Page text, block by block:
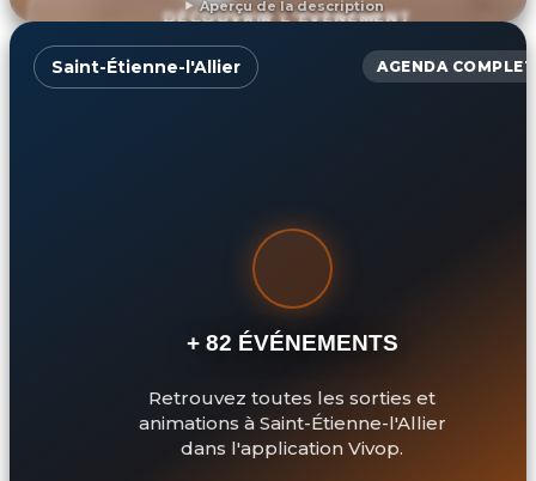
Aperçu de la description
DÉCOUVRIR L'ÉVÉNEMENT
Saint-Étienne-l'Allier AGENDA COMPLET
+ 82 ÉVÉNEMENTS
Retrouvez toutes les sorties et
animations à Saint-Étienne-l'Allier
dans l'application Vivop.